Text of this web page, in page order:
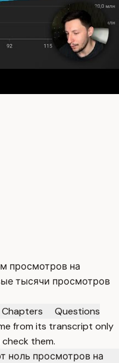
просмотров на
тысячи просмотров
Chapters
Questions
from its transcript only
them.
ноль просмотров на